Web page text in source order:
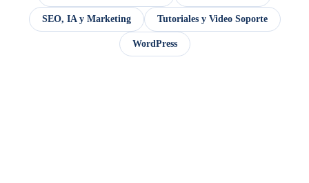
SEO, IA y Marketing Tutoriales y Video Soporte
WordPress